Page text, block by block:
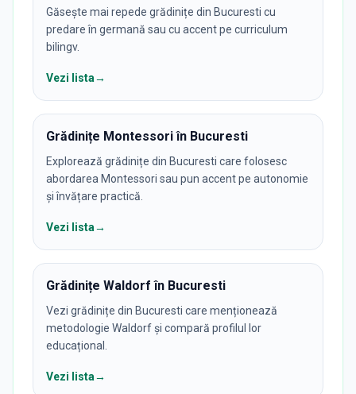
Găsește mai repede grădinițe din Bucuresti cu
predare în germană sau cu accent pe curriculum
bilingv.
Vezi lista→
Grădinițe Montessori în Bucuresti
Explorează grădinițe din Bucuresti care folosesc
abordarea Montessori sau pun accent pe autonomie
și învățare practică.
Vezi lista→
Grădinițe Waldorf în Bucuresti
Vezi grădinițe din Bucuresti care menționează
metodologie Waldorf și compară profilul lor
educațional.
Vezi lista→